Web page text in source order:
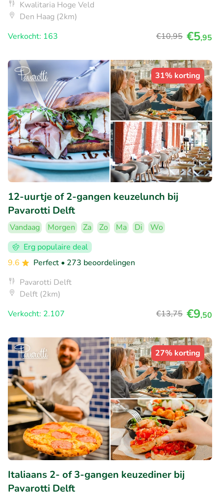
Kwalitaria Hoge Veld
Den Haag (2km)
Verkocht: 163
€10,95 €5,95
31% korting
12-uurtje of 2-gangen keuzelunch bij
Pavarotti Delft
Vandaag Morgen Za Zo Ma Di
Wo
Erg populaire deal
9.6
Perfect • 273 beoordelingen
Pavarotti Delft
Delft (2km)
Verkocht: 2.107
€13,75 €9,50
27% korting
Italiaans 2- of 3-gangen keuzediner bij
Pavarotti Delft